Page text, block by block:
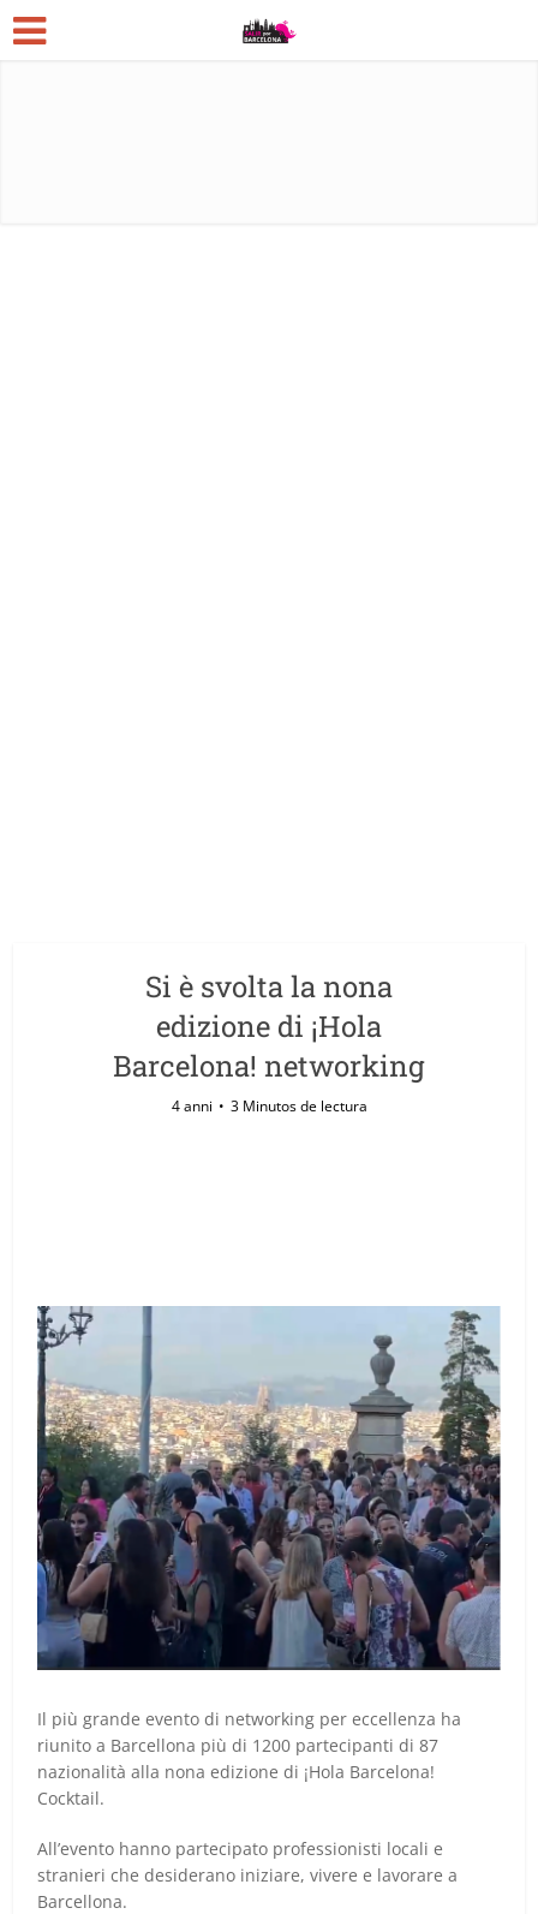
Si è svolta la nona
edizione di ¡Hola
Barcelona! networking
4 anni 3 Minutos de lectura
Il più grande evento di networking per eccellenza ha
riunito a Barcellona più di 1200 partecipanti di 87
nazionalità alla nona edizione di ¡Hola Barcelona!
Cocktail.
All’evento hanno partecipato professionisti locali e
stranieri che desiderano iniziare, vivere e lavorare a
Barcellona.